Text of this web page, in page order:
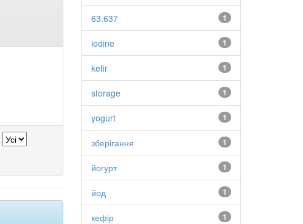
1
63.637
1
iodine
1
kefir
1
storage
1
yogurt
1
зберігання
1
йогурт
1
йод
1
кефір